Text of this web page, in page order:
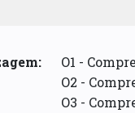
O1 -
O2 -
O3 -